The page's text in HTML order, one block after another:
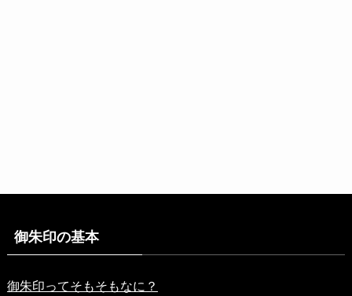
御朱印の基本
御朱印ってそもそもなに？